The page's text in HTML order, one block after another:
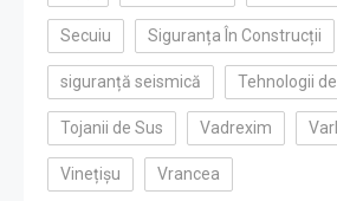
Secuiu Siguranța În Construcții
siguranță seismică Tehnologii
Tojanii de Sus Vadrexim
Vinețișu Vrancea